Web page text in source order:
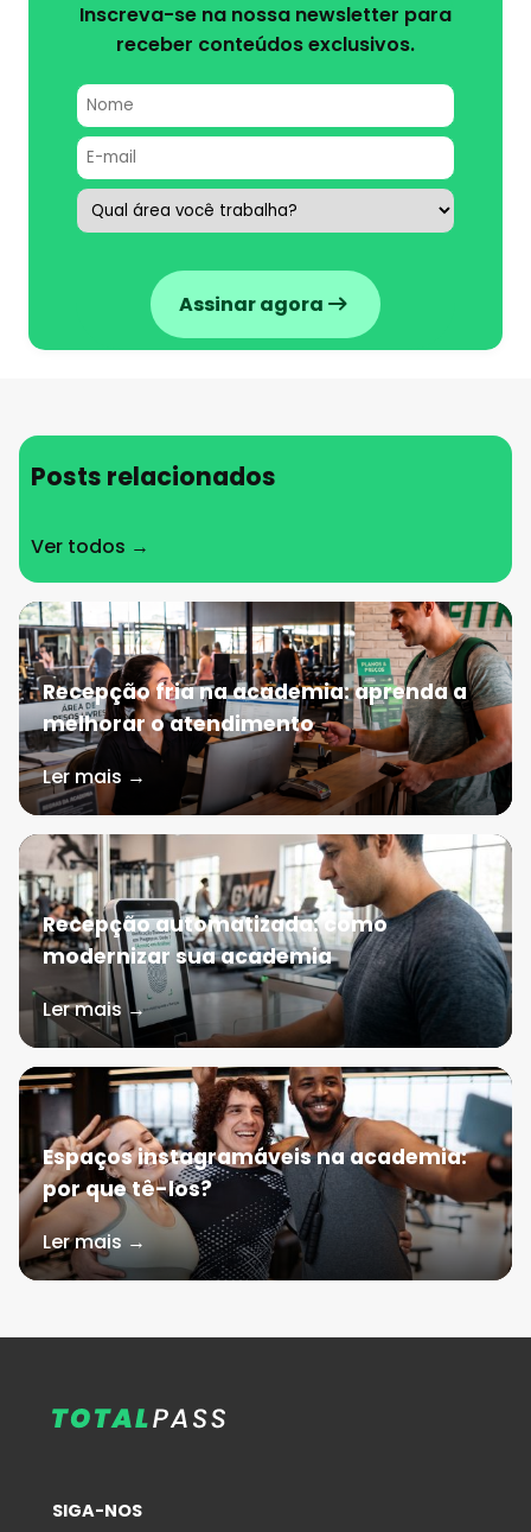
Inscreva-se na nossa newsletter para
receber conteúdos exclusivos.
Assinar agora
Posts relacionados
Ver todos →
Recepção fria na academia: aprenda a
melhorar o atendimento
Ler mais →
Recepção automatizada: como
modernizar sua academia
Ler mais →
Espaços instagramáveis na academia:
por que tê-los?
Ler mais →
SIGA-NOS